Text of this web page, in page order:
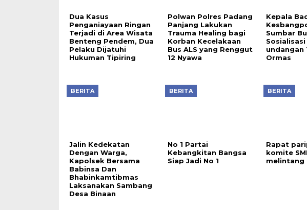
Dua Kasus
Penganiayaan Ringan
Terjadi di Area Wisata
Benteng Pendem, Dua
Pelaku Dijatuhi
Hukuman Tipiring
Polwan Polres Padang
Panjang Lakukan
Trauma Healing bagi
Korban Kecelakaan
Bus ALS yang Renggut
12 Nyawa
Kepala
Sumbar
undangan
Ormas
BERITA
Jalin Kedekatan
Dengan Warga,
Kapolsek Bersama
Babinsa Dan
Bhabinkamtibmas
Laksanakan Sambang
Desa Binaan
BERITA
No 1 Partai
Kebangkitan Bangsa
Siap Jadi No 1
BERITA
Rapat
komite
melintang